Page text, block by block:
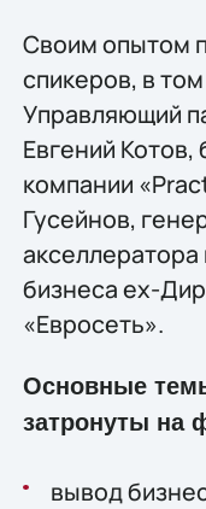
Своим опытом
спикеров, в
Управляющий
Евгений
компании
Гусейнов,
бизнеса ex-
«Евросеть».
Основные
затронуты на
вывод